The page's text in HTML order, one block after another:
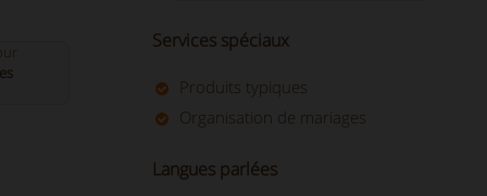
Services spéciaux
Produits typiques
Organisation de mariages
Langues parlées